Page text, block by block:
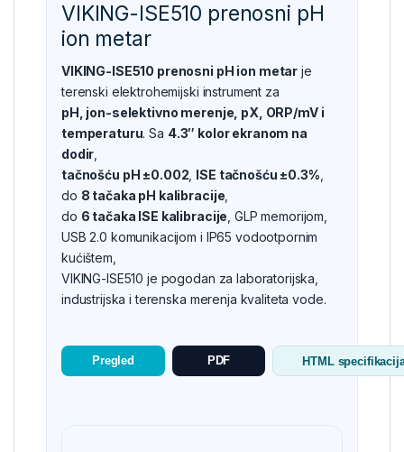
VIKING-ISE510 prenosni pH
ion metar
VIKING-ISE510 prenosni pH ion metar je
terenski elektrohemijski instrument za
pH, jon-selektivno merenje, pX, ORP/mV i
temperaturu. Sa 4.3″ kolor ekranom na
dodir
tačnošću pH ±0.002 ISE tačnošću ±0.3%
do 8 tačaka pH kalibracije
do 6 tačaka ISE kalibracije , GLP memorijom,
USB 2.0 komunikacijom i IP65 vodootpornim
kućištem,
VIKING-ISE510 je pogodan za laboratorijska,
industrijska i terenska merenja kvaliteta vode.
Pregled PDF HTML